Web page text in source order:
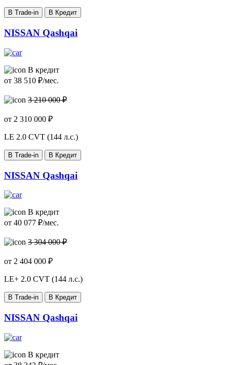
В Trade-in В Кредит
NISSAN Qashqai
В кредит
от 38 510 ₽/мес.
3 210 000 ₽
от 2 310 000 ₽
LE 2.0 CVT (144 л.с.)
В Trade-in В Кредит
NISSAN Qashqai
В кредит
от 40 077 ₽/мес.
3 304 000 ₽
от 2 404 000 ₽
LE+ 2.0 CVT (144 л.с.)
В Trade-in В Кредит
NISSAN Qashqai
В кредит